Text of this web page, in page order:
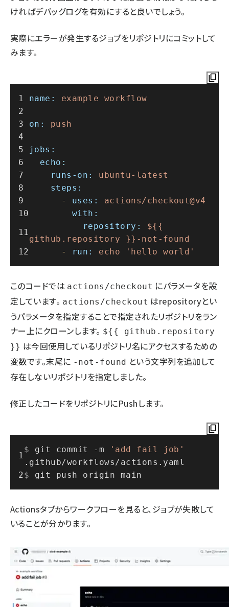
ければデバッグログを有効にすると良いでしょう。
実際にエラーが発生するジョブをリポジトリにコミットして
みます。
name: example workflow
on: push
jobs:
echo:
runs-on:
ubuntu-latest
steps:
-
uses:
actions/checkout@v4
with:
repository:
${{
github.repository
}}-not-found
-
run: echo 'hello world'
このコードでは actions/checkout にパラメータを設
定しています。 actions/checkout はrepositoryとい
うパラメータを指定することで指定されたリポジトリをラン
ナー上にクローンします。 ${{ github.repository
}} は今回使用しているリポジトリ名にアクセスするための
変数です。末尾に -not-found という文字列を追加して
存在しないリポジトリを指定しました。
修正したコードをリポジトリにPushします。
$ git commit -m
'add fail job'
.github/workflows/actions.yaml
$ git push origin main
Actionsタブからワークフローを見ると、ジョブが失敗して
いることが分かります。